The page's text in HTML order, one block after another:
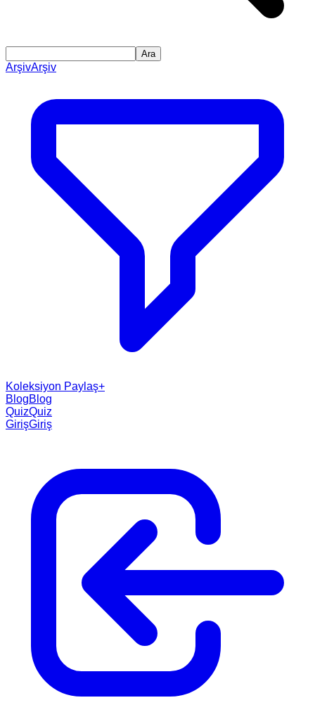
Ara
ArşivArşiv
Koleksiyon Paylaş+
BlogBlog
QuizQuiz
GirişGiriş